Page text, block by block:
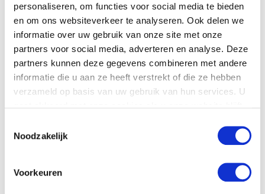
personaliseren, om functies voor social media te bieden
en om ons websiteverkeer te analyseren. Ook delen we
informatie over uw gebruik van onze site met onze
partners voor social media, adverteren en analyse. Deze
partners kunnen deze gegevens combineren met andere
informatie die u aan ze heeft verstrekt of die ze hebben
verzameld op basis van uw gebruik van hun services. U
Noodzakelijk
Voorkeuren